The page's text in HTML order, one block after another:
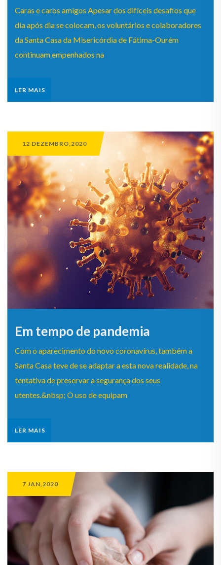
Caras e caros amigos Apesar dos difíceis desafios que
dia após dia se colocam, os voluntários e colaboradores
da Santa Casa da Misericórdia de Fátima-Ourém
continuam empenhados na
LER MAIS
12 DEZEMBRO,2020
Em tempo de pandemia
Com o aparecimento do novo coronavírus, também a
Santa Casa teve de se adaptar a esta nova realidade, na
tentativa de preservar a segurança dos seus
utentes.&nbsp; O uso de equipam
LER MAIS
7 JAN,2020